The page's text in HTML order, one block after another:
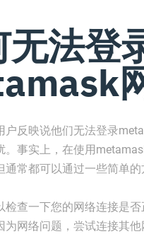
无法登
户反映说他们无法登录
。事实上，在使用
通常都可以通过一些简单的
检查一下您的网络连接是
为网络问题，尝试连接其